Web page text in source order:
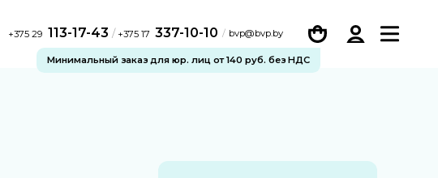
+375 29 113-17-43 / +375 17 337-10-10 bvp@bvp.by
Минимальный заказ для юр. лиц от 140 руб. без НДС